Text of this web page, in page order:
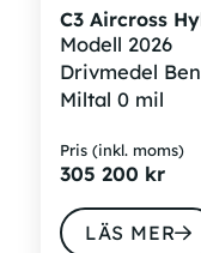
C3 Aircross
Modell 2026
Drivmedel
Miltal 0 mil
Pris (inkl. moms)
305 200 kr
LÄS MER